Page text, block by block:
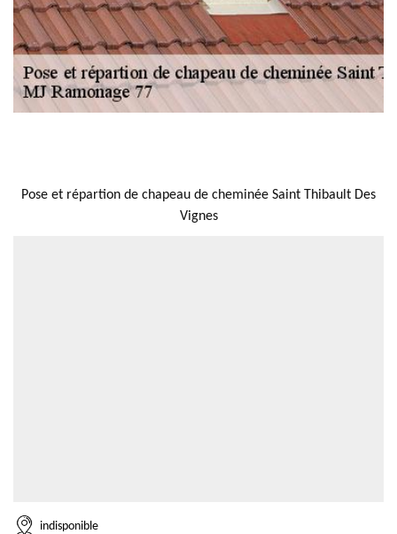
Pose et répartion de chapeau de cheminée Saint Thibault Des
Vignes
indisponible